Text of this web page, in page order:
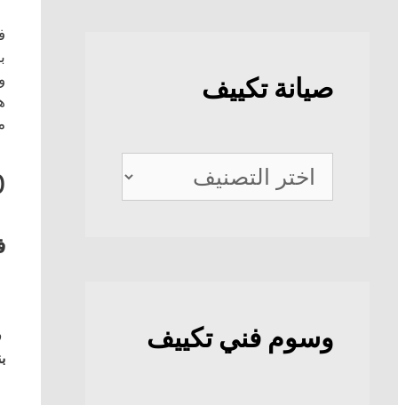
صيانة تكييف
صيانة
تكييف
وسوم فني تكييف